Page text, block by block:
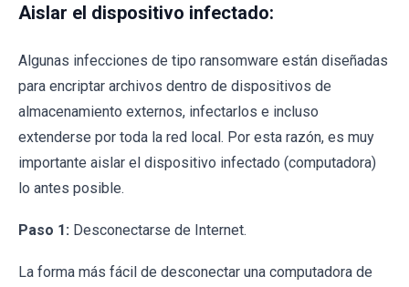
Aislar el dispositivo infectado:
Algunas infecciones de tipo ransomware están diseñadas
para encriptar archivos dentro de dispositivos de
almacenamiento externos, infectarlos e incluso
extenderse por toda la red local. Por esta razón, es muy
importante aislar el dispositivo infectado (computadora)
lo antes posible.
Paso 1: Desconectarse de Internet.
La forma más fácil de desconectar una computadora de